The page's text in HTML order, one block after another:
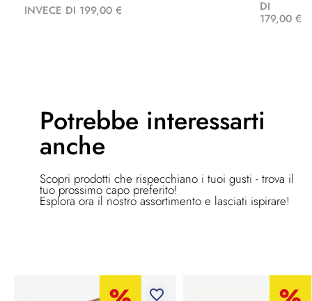
INVECE DI 199,00 €
DI
179,00 €
Potrebbe interessarti
anche
Scopri prodotti che rispecchiano i tuoi gusti - trova il
tuo prossimo capo preferito!
Esplora ora il nostro assortimento e lasciati ispirare!
favorite_border